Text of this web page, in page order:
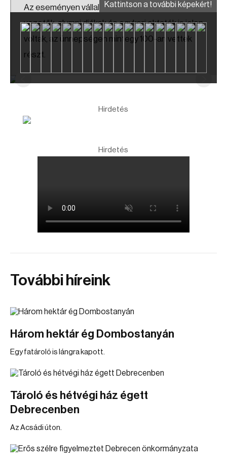
Az eseményen vállalati partnerek, egyetemi
vezetők, alumni diákok és egykori oktatók is jelen
voltak, az ünnepségen mintegy 100-an vettek
részt.
Kattintson a további képekért!
Hirdetés
Hirdetés
További híreink
Három hektár ég Dombostanyán
Egy fatároló is lángra kapott.
Tároló és hétvégi ház égett
Debrecenben
Az Acsádi úton.